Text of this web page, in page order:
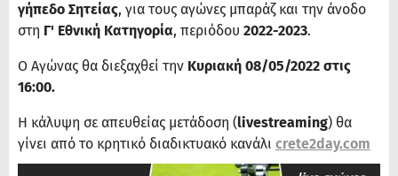
γήπεδο Σητείας, για τους αγώνες μπαράζ και την άνοδο
στη Γ' Εθνική Κατηγορία, περιόδου 2022-2023.
Ο Αγώνας θα διεξαχθεί την Κυριακή 08/05/2022 στις
16:00.
Η κάλυψη σε απευθείας μετάδοση (livestreaming) θα
γίνει από το κρητικό διαδικτυακό κανάλι crete2day.com